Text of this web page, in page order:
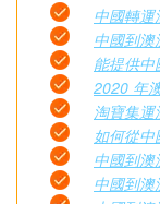
中國轉
中國到
能提供
2020 年
淘寶集
如何從
中國到澳
中國到